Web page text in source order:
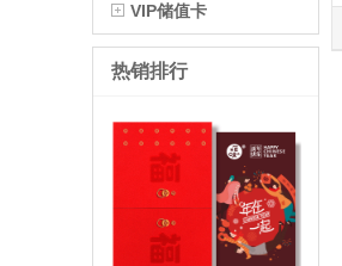
VIP储值卡
热销排行